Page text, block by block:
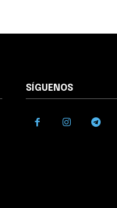
SÍGUENOS